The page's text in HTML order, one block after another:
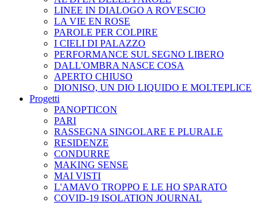
LINEE IN DIALOGO A ROVESCIO
LA VIE EN ROSE
PAROLE PER COLPIRE
I CIELI DI PALAZZO
PERFORMANCE SUL SEGNO LIBERO
DALL'OMBRA NASCE COSA
APERTO CHIUSO
DIONISO, UN DIO LIQUIDO E MOLTEPLICE
Progetti
PANOPTICON
PARI
RASSEGNA SINGOLARE E PLURALE
RESIDENZE
CONDURRE
MAKING SENSE
MAI VISTI
L'AMAVO TROPPO E LE HO SPARATO
COVID-19 ISOLATION JOURNAL